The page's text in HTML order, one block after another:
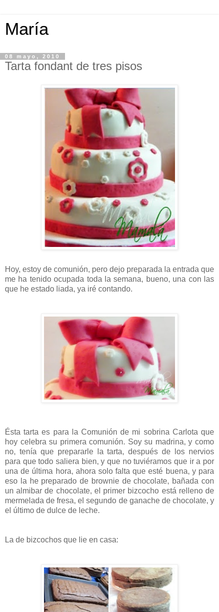
María
08 mayo, 2010
Tarta fondant de tres pisos
Hoy, estoy de comunión, pero dejo preparada la entrada que
me ha tenido ocupada toda la semana, bueno, una con las
que he estado liada, ya iré contando.
Ésta tarta es para la Comunión de mi sobrina Carlota que
hoy celebra su primera comunión. Soy su madrina, y como
no, tenía que prepararle la tarta, después de los nervios
para que todo saliera bien, y que no tuviéramos que ir a por
una de última hora, ahora solo falta que esté buena, y para
eso la he preparado de brownie de chocolate, bañada con
un almibar de chocolate, el primer bizcocho está relleno de
mermelada de fresa, el segundo de ganache de chocolate, y
el último de dulce de leche.
La de bizcochos que lie en casa: